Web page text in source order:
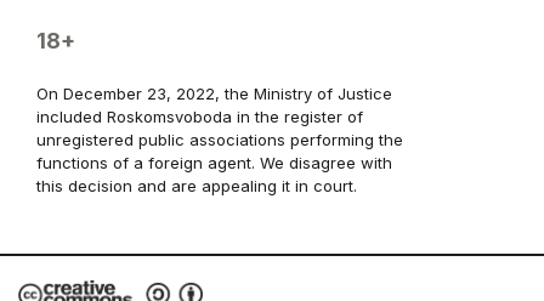
18+
On December 23, 2022, the Ministry of Justice
included Roskomsvoboda in the register of
unregistered public associations performing the
functions of a foreign agent. We disagree with
this decision and are appealing it in court.